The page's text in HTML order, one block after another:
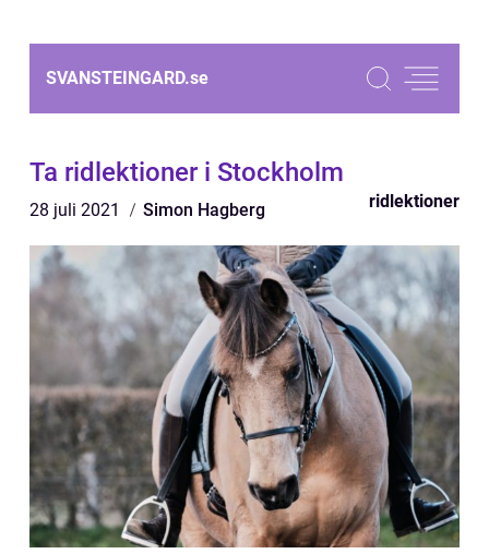
SVANSTEINGARD.se
Ta ridlektioner i Stockholm
28 juli 2021 Simon Hagberg ridlektioner